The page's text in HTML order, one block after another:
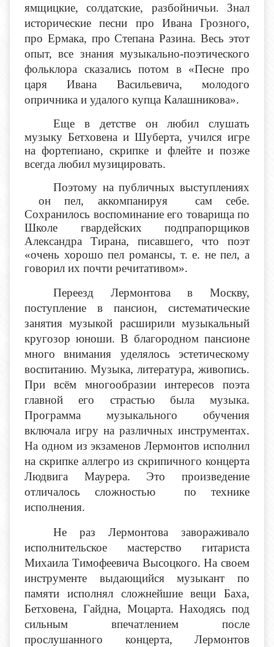
ямщицкие, солдатские, разбойничьи. Знал
исторические песни про Ивана Грозного,
про Ермака, про Степана Разина. Весь этот
опыт, все знания музыкально-поэтического
фольклора сказались потом в «Песне про
царя Ивана Васильевича, молодого
опричника и удалого купца Калашникова».
Еще в детстве он любил слушать
музыку Бетховена и Шуберта, учился игре
на фортепиано, скрипке и флейте и позже
всегда любил музицировать.
Поэтому на публичных выступлениях
он пел, аккомпанируя сам себе.
Сохранилось воспоминание его товарища по
Школе гвардейских подпрапорщиков
Александра Тирана, писавшего, что поэт
«очень хорошо пел романсы, т. е. не пел, а
говорил их почти речитативом».
Переезд Лермонтова в Москву,
поступление в пансион, систематические
занятия музыкой расширили музыкальный
кругозор юноши. В благородном пансионе
много внимания уделялось эстетическому
воспитанию. Музыка, литература, живопись.
При всём многообразии интересов поэта
главной его страстью была музыка.
Программа музыкального обучения
включала игру на различных инструментах.
На одном из экзаменов Лермонтов исполнил
на скрипке аллегро из скрипичного концерта
Людвига Маурера. Это произведение
отличалось сложностью по технике
исполнения.
Не раз Лермонтова завораживало
исполнительское мастерство гитариста
Михаила Тимофеевича Высоцкого. На своем
инструменте выдающийся музыкант по
памяти исполнял сложнейшие вещи Баха,
Бетховена, Гайдна, Моцарта. Находясь под
сильным впечатлением после
прослушанного концерта, Лермонтов